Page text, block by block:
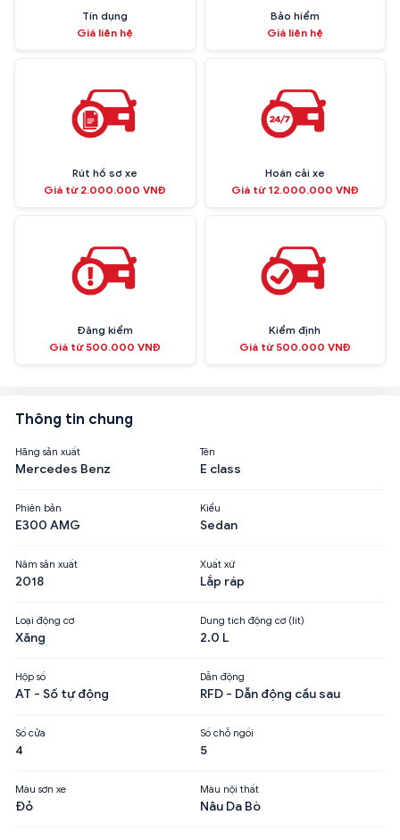
Tín dụng
Giá liên hệ
Bảo hiểm
Giá liên hệ
Rút hồ sơ xe
Giá từ 2.000.000 VNĐ
Hoán cải xe
Giá từ 12.000.000 VNĐ
Đăng kiểm
Giá từ 500.000 VNĐ
Kiểm định
Giá từ 500.000 VNĐ
Thông tin chung
Hãng sản xuất
Mercedes Benz
Tên
E class
Phiên bản
E300 AMG
Kiểu
Sedan
Năm sản xuất
2018
Xuất xứ
Lắp ráp
Loại động cơ
Xăng
Dung tích động cơ (lít)
2.0 L
Hộp số
AT - Số tự động
Dẫn động
RFD - Dẫn động cầu sau
Số cửa
4
Số chỗ ngồi
5
Màu sơn xe
Đỏ
Màu nội thất
Nâu Da Bò